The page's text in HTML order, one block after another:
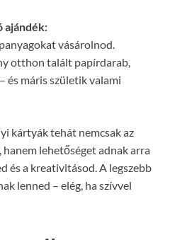
ajándék:
vásárolnod.
otthon talált papírdarab,
és máris születik valami
kártyák tehát nemcsak az
lehetőséget adnak arra
és a kreativitásod. A legszebb
lenned – elég, ha szívvel